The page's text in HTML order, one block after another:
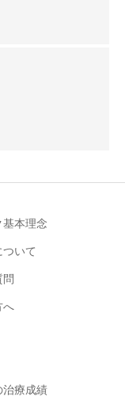
基本理念
いて
問
へ
治療成績